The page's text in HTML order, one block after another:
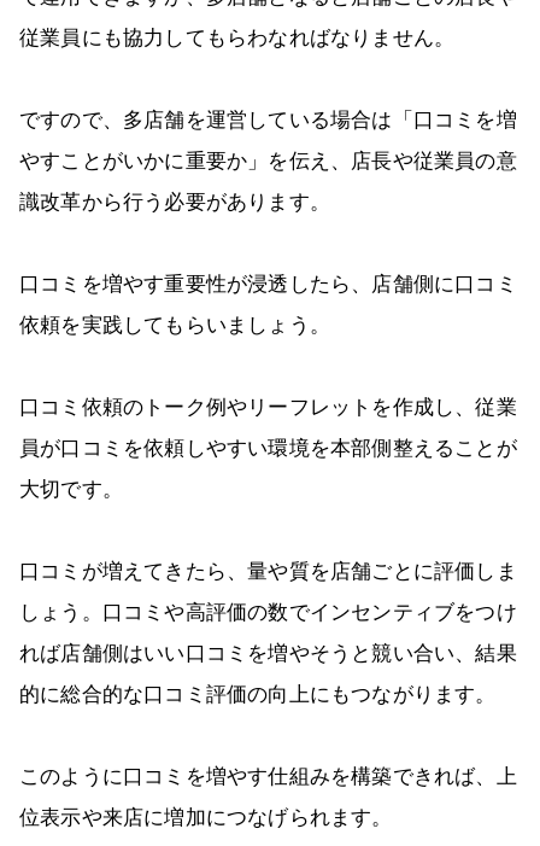
従業員にも協力してもらわなればなりません。
ですので、多店舗を運営している場合は「口コミを増
やすことがいかに重要か」を伝え、店長や従業員の意
識改革から行う必要があります。
口コミを増やす重要性が浸透したら、店舗側に口コミ
依頼を実践してもらいましょう。
口コミ依頼のトーク例やリーフレットを作成し、従業
員が口コミを依頼しやすい環境を本部側整えることが
大切です。
口コミが増えてきたら、量や質を店舗ごとに評価しま
しょう。口コミや高評価の数でインセンティブをつけ
れば店舗側はいい口コミを増やそうと競い合い、結果
的に総合的な口コミ評価の向上にもつながります。
このように口コミを増やす仕組みを構築できれば、上
位表示や来店に増加につなげられます。